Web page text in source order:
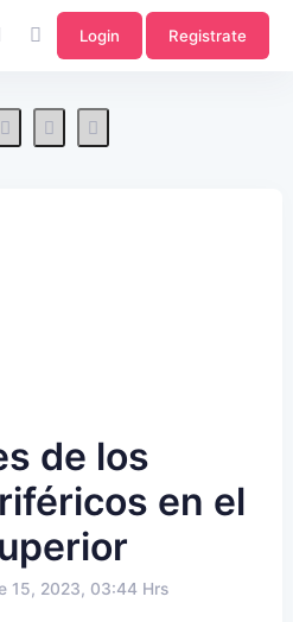
Login Registrate
de los
en el
15, 2023, 03:44 Hrs